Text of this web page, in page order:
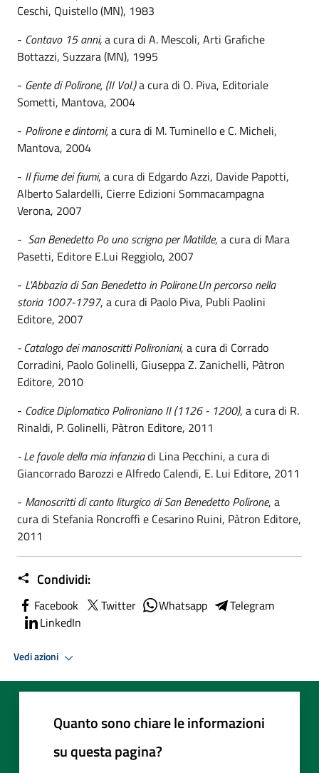
Ceschi, Quistello (MN), 1983
- Contavo 15 anni,a cura di A. Mescoli, Arti Grafiche
Bottazzi, Suzzara (MN), 1995
- Gente di Polirone, (II Vol.)a cura di O. Piva, Editoriale
Sometti, Mantova, 2004
- Polirone e dintorni,a cura di M. Tuminello e C. Micheli,
Mantova, 2004
- Il fiume dei fiumi, a cura di Edgardo Azzi, Davide Papotti,
Alberto Salardelli, Cierre Edizioni Sommacampagna
Verona, 2007
- San Benedetto Po uno scrigno per Matilde, a cura di Mara
Pasetti, Editore E.Lui Reggiolo, 2007
- L'Abbazia di San Benedetto in Polirone.Un percorso nella
storia 1007-1797, a cura di Paolo Piva, Publi Paolini
Editore, 2007
- Catalogo dei manoscritti Polironiani, a cura di Corrado
Corradini, Paolo Golinelli, Giuseppa Z. Zanichelli, Pàtron
Editore, 2010
- Codice Diplomatico Polironiano II (1126 - 1200), a cura di R.
Rinaldi, P. Golinelli, Pàtron Editore, 2011
- Le favole della mia infanziadi Lina Pecchini, a cura di
Giancorrado Barozzi e Alfredo Calendi, E. Lui Editore, 2011
- Manoscritti di canto liturgico di San Benedetto Polirone, a
cura di Stefania Roncroffi e Cesarino Ruini, Pàtron Editore,
2011
Condividi:
Facebook Twitter Whatsapp
Telegram
LinkedIn
Vedi azioni
Quanto sono chiare le informazioni
su questa pagina?